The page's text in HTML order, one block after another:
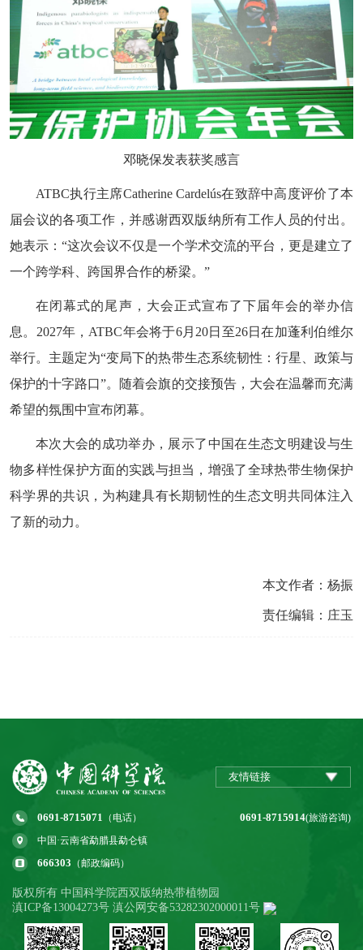
邓晓保发表获奖感言
ATBC执行主席Catherine Cardelús在致辞中高度评价了本
届会议的各项工作，并感谢西双版纳所有工作人员的付出。
她表示：“这次会议不仅是一个学术交流的平台，更是建立了
一个跨学科、跨国界合作的桥梁。”
在闭幕式的尾声，大会正式宣布了下届年会的举办信
息。2027年，ATBC年会将于6月20日至26日在加蓬利伯维尔
举行。主题定为“变局下的热带生态系统韧性：行星、政策与
保护的十字路口”。随着会旗的交接预告，大会在温馨而充满
希望的氛围中宣布闭幕。
本次大会的成功举办，展示了中国在生态文明建设与生
物多样性保护方面的实践与担当，增强了全球热带生物保护
科学界的共识，为构建具有长期韧性的生态文明共同体注入
了新的动力。
本文作者：杨振
责任编辑：庄玉
友情链接
0691-8715071 （电话） 0691-8715914(旅游咨询)
中国·云南省勐腊县勐仑镇
666303 （邮政编码）
版权所有 中国科学院西双版纳热带植物园
滇ICP备13004273号 滇公网安备53282302000011号